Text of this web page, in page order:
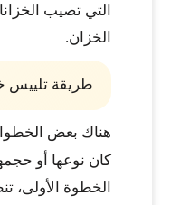
التي تصيب
الخزان.
طريقة تلييس
هناك بعض الخطوات
كان نوعها أو
الخطوة الأولى،